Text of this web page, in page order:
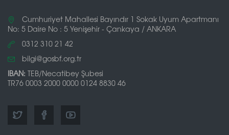
Cumhuriyet Mahallesi Bayındır 1 Sokak Uyum Apartmanı
No: 5 Daire No : 5 Yenişehir - Çankaya / ANKARA
0312 310 21 42
bilgi@gosbf.org.tr
IBAN: TEB/Necatibey Şubesi
TR76 0003 2000 0000 0124 8830 46